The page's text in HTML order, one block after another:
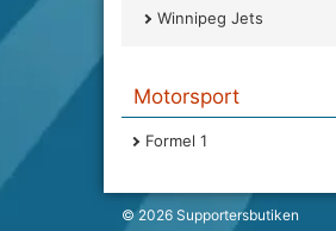
Winnipeg Jets
Motorsport
Formel 1
© 2026 Supportersbutiken